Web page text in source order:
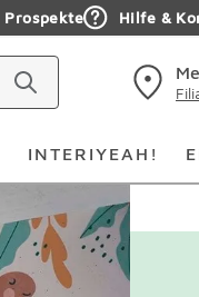
Prospekte Hilfe &
INTERIYEAH!